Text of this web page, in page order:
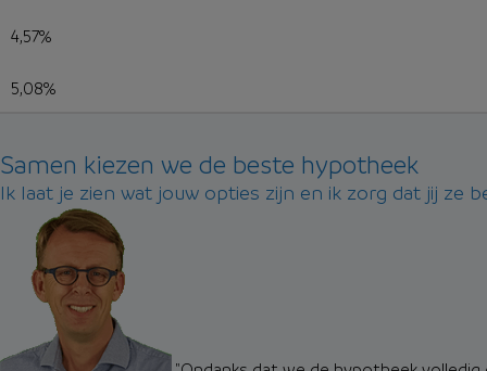
4,57%
5,08%
Samen kiezen we de beste hypotheek
Ik laat je zien wat jouw opties zijn en ik zorg dat jij ze